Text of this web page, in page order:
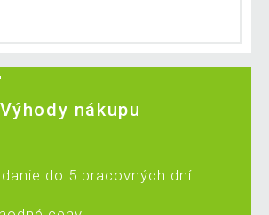
Výhody nákupu
do 5 pracovných dní